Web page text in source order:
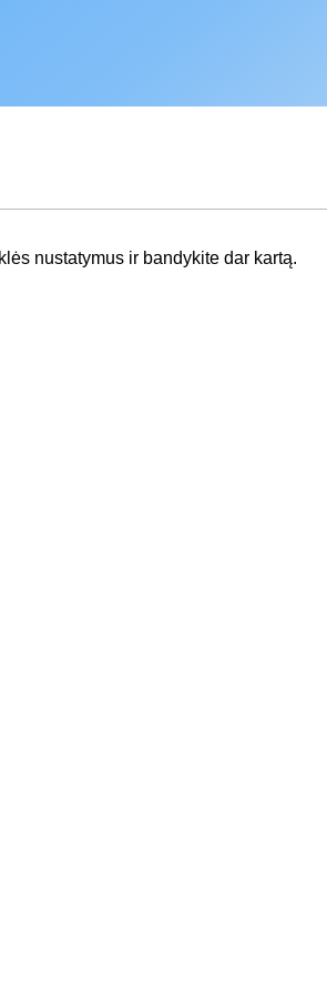
nustatymus ir bandykite dar kartą.